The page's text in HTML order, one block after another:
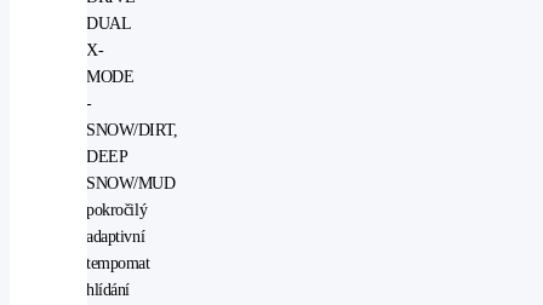
DUAL
X-
MODE
-
SNOW/DIRT,
DEEP
SNOW/MUD
pokročilý
adaptivní
tempomat
hlídání